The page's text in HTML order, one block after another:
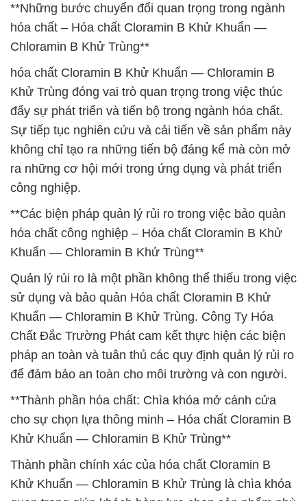
**Những bước chuyển đổi quan trọng trong ngành
hóa chất – Hóa chất Cloramin B Khử Khuẩn —
Chloramin B Khử Trùng**
hóa chất Cloramin B Khử Khuẩn — Chloramin B
Khử Trùng đóng vai trò quan trọng trong việc thúc
đẩy sự phát triển và tiến bộ trong ngành hóa chất.
Sự tiếp tục nghiên cứu và cải tiến về sản phẩm này
không chỉ tạo ra những tiến bộ đáng kể mà còn mở
ra những cơ hội mới trong ứng dụng và phát triển
công nghiệp.
**Các biện pháp quản lý rủi ro trong việc bảo quản
hóa chất công nghiệp – Hóa chất Cloramin B Khử
Khuẩn — Chloramin B Khử Trùng**
Quản lý rủi ro là một phần không thể thiếu trong việc
sử dụng và bảo quản Hóa chất Cloramin B Khử
Khuẩn — Chloramin B Khử Trùng. Công Ty Hóa
Chất Đắc Trường Phát cam kết thực hiện các biện
pháp an toàn và tuân thủ các quy định quản lý rủi ro
để đảm bảo an toàn cho môi trường và con người.
**Thành phần hóa chất: Chìa khóa mở cánh cửa
cho sự chọn lựa thông minh – Hóa chất Cloramin B
Khử Khuẩn — Chloramin B Khử Trùng**
Thành phần chính xác của hóa chất Cloramin B
Khử Khuẩn — Chloramin B Khử Trùng là chìa khóa